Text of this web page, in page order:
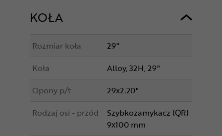
KOŁA
Rozmiar koła
29"
Koła
Alloy, 32H, 29"
Opony p/t
29x2.20"
Rodzaj osi - przód
Szybkozamykacz (QR)
9x100 mm